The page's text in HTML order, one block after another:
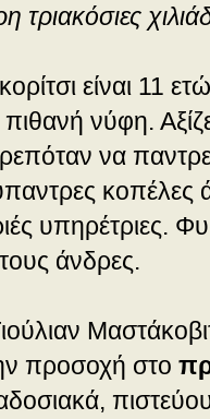
τριακόσιες
είναι 11
νύφη.
να
υπηρέτριες.
άνδρες.
προσοχή στο